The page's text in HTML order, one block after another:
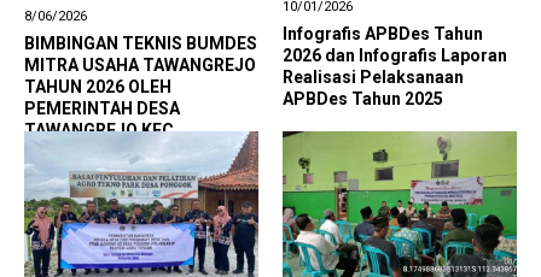
8/06/2026
BIMBINGAN TEKNIS BUMDES
MITRA USAHA TAWANGREJO
TAHUN 2026 OLEH
PEMERINTAH DESA
TAWANGREJO KEC.
10/01/2026
Infografis APBDes Tahun
2026 dan Infografis Laporan
Realisasi Pelaksanaan
APBDes Tahun 2025